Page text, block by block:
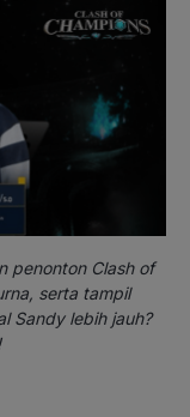
penonton Clash of
serta tampil
Sandy lebih jauh?